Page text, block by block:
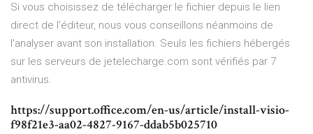
Si vous choisissez de télécharger le fichier depuis le lien
direct de l'éditeur, nous vous conseillons néanmoins de
l'analyser avant son installation. Seuls les fichiers hébergés
sur les serveurs de jetelecharge.com sont vérifiés par 7
antivirus.
https://support.office.com/en-us/article/install-visio-
f98f21e3-aa02-4827-9167-ddab5b025710